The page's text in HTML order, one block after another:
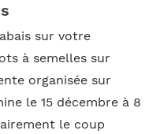
sur votre
à semelles sur
organisée sur
le 15 décembre à 8
le coup